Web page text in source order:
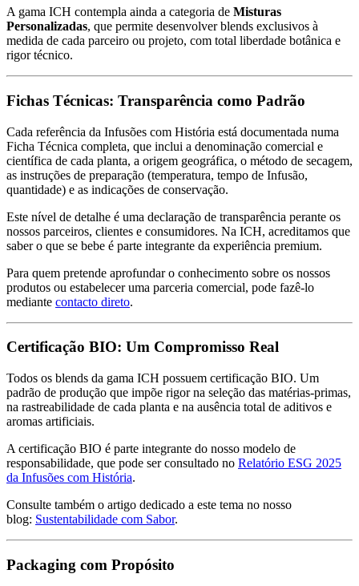
A gama ICH contempla ainda a categoria de Misturas
Personalizadas, que permite desenvolver blends exclusivos à
medida de cada parceiro ou projeto, com total liberdade botânica e
rigor técnico.
Fichas Técnicas: Transparência como Padrão
Cada referência da Infusões com História está documentada numa
Ficha Técnica completa, que inclui a denominação comercial e
científica de cada planta, a origem geográfica, o método de secagem,
as instruções de preparação (temperatura, tempo de Infusão,
quantidade) e as indicações de conservação.
Este nível de detalhe é uma declaração de transparência perante os
nossos parceiros, clientes e consumidores. Na ICH, acreditamos que
saber o que se bebe é parte integrante da experiência premium.
Para quem pretende aprofundar o conhecimento sobre os nossos
produtos ou estabelecer uma parceria comercial, pode fazê-lo
mediante contacto direto.
Certificação BIO: Um Compromisso Real
Todos os blends da gama ICH possuem certificação BIO. Um
padrão de produção que impõe rigor na seleção das matérias-primas,
na rastreabilidade de cada planta e na ausência total de aditivos e
aromas artificiais.
A certificação BIO é parte integrante do nosso modelo de
responsabilidade, que pode ser consultado no Relatório ESG 2025
da Infusões com História.
Consulte também o artigo dedicado a este tema no nosso
blog: Sustentabilidade com Sabor.
Packaging com Propósito